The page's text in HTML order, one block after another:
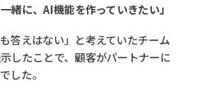
緒に、AI機能を作っていきたい」
も答えはない」と考えていたチーム
したことで、顧客がパートナーに
した。